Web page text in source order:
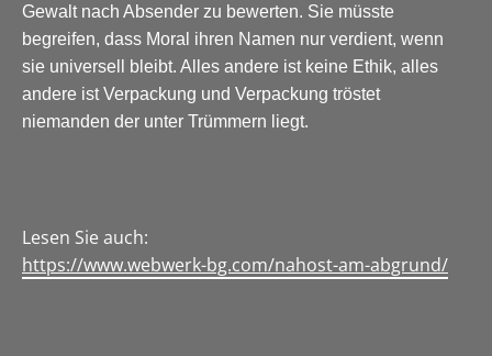
Gewalt nach Absender zu bewerten. Sie müsste
begreifen, dass Moral ihren Namen nur verdient, wenn
sie universell bleibt. Alles andere ist keine Ethik, alles
andere ist Verpackung und Verpackung tröstet
niemanden der unter Trümmern liegt.
Lesen Sie auch:
https://www.webwerk-bg.com/nahost-am-abgrund/